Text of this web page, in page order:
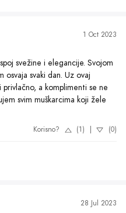
1 Oct 2023
svežine i elegancije. Svojom
svaki dan. Uz ovaj
a komplimenti se ne
svim muškarcima koji žele
Korisno? (1) (0)
28 Jul 2023